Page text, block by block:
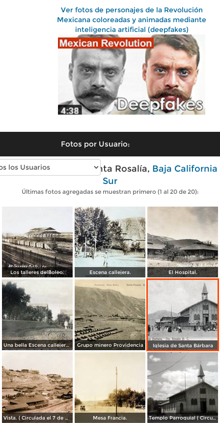
Ver fotos de personajes de la Revolución
Mexicana coloreadas y animadas mediante
inteligencia artificial (deepfakes)
Fotos por Usuario:
Fotos antiguas de Santa Rosalía, Baja California
Sur
Últimas fotos agregadas se muestran primero (1 al 20 de 20):
Los talleres delBoleo. Escena callejera. El Hospital.
Una bella Escena callejera. ( Circulada el 24 de Noviembre de 1908 ). Grupo minero Providencia Iglesia de Santa Bárbara
Vista. ( Circulada el 7 de Marzo de 1914 ). Mesa Francia. Templo Parroquial ( Circulada el 31 de Enero de 1953 ).